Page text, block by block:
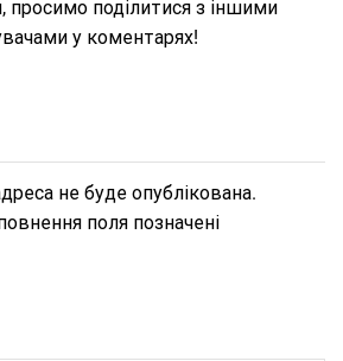
просимо поділитися з іншими
у коментарях!
не буде опублікована.
поля позначені